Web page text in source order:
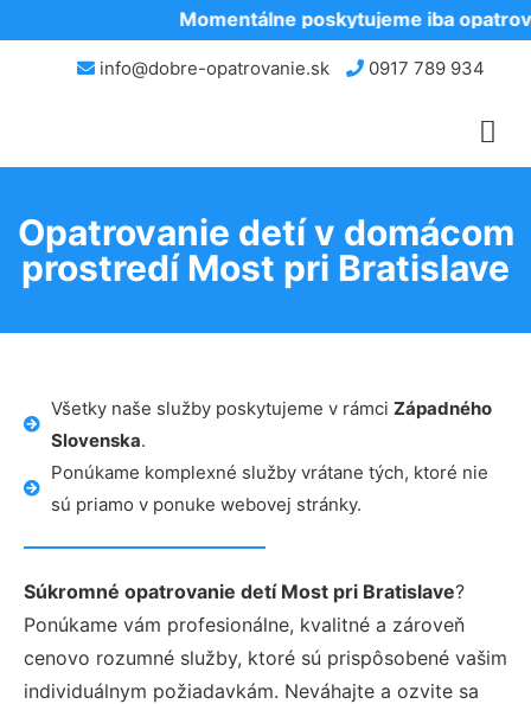
Momentálne poskytujeme iba
info@dobre-opatrovanie.sk 0917 789 934
Opatrovanie detí v domácom
prostredí Most pri Bratislave
Všetky naše služby poskytujeme v rámci Západného
Slovenska.
Ponúkame komplexné služby vrátane tých, ktoré nie
sú priamo v ponuke webovej stránky.
Súkromné opatrovanie detí Most pri Bratislave?
Ponúkame vám profesionálne, kvalitné a zároveň
cenovo rozumné služby, ktoré sú prispôsobené vašim
individuálnym požiadavkám. Neváhajte a ozvite sa